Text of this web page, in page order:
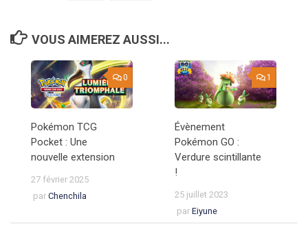
VOUS AIMEREZ AUSSI...
0
Pokémon TCG
Pocket : Une
nouvelle extension
27 février 2025
par Chenchila
1
Évènement
Pokémon GO :
Verdure scintillante
!
25 juillet 2023
par Eiyune